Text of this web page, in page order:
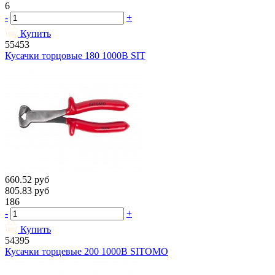
6
-
+
Купить
55453
Кусачки торцовые 180 1000В SIT
660.52 руб
805.83 руб
186
-
+
Купить
54395
Кусачки торцевые 200 1000В SITOMO